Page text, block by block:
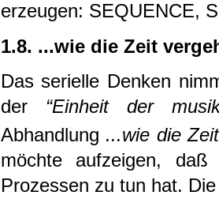
erzeugen: SEQUENCE,
1.8. ...wie die Zeit
Das serielle Denken
der “Einheit der
Abhandlung ...wie die
möchte aufzeigen,
Prozessen zu tun hat.